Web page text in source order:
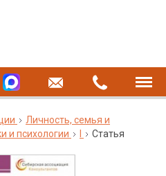
Личность, семья и
и психологии
Статья